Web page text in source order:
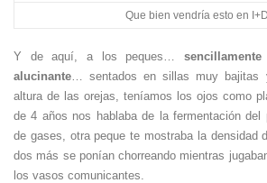
Que bien vendría esto en
Y de aquí, a los peques… sencillamente
alucinante… sentados en sillas muy
altura de las orejas, teníamos los ojos como
de 4 años nos hablaba de la fermentación del
de gases, otra peque te mostraba la densidad
dos más se ponían chorreando mientras
los vasos comunicantes.